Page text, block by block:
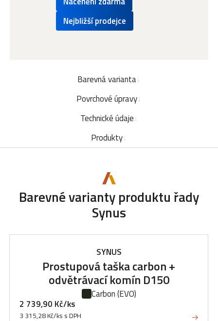
Nejbližší prodejce
Barevná varianta
Povrchové úpravy
Technické údaje
Produkty
Barevné varianty produktu řady
Synus
SYNUS
Prostupová taška carbon +
odvětrávací komín D150
Carbon(EVO)
2 739,90 Kč/ks
3 315,28 Kč/ks s DPH